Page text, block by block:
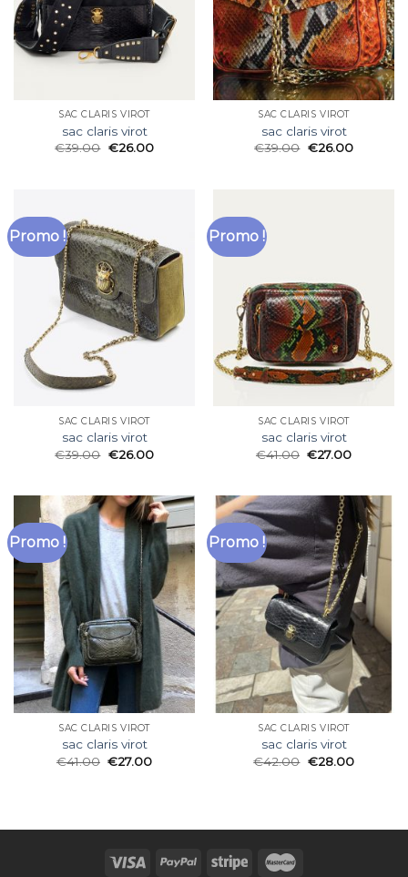
SAC CLARIS VIROT
sac claris virot
€39.00 €26.00
SAC CLARIS VIROT
sac claris virot
€39.00 €26.00
Promo !
SAC CLARIS VIROT
sac claris virot
€39.00 €26.00
Promo !
SAC CLARIS VIROT
sac claris virot
€41.00 €27.00
Promo !
SAC CLARIS VIROT
sac claris virot
€41.00 €27.00
Promo !
SAC CLARIS VIROT
sac claris virot
€42.00 €28.00